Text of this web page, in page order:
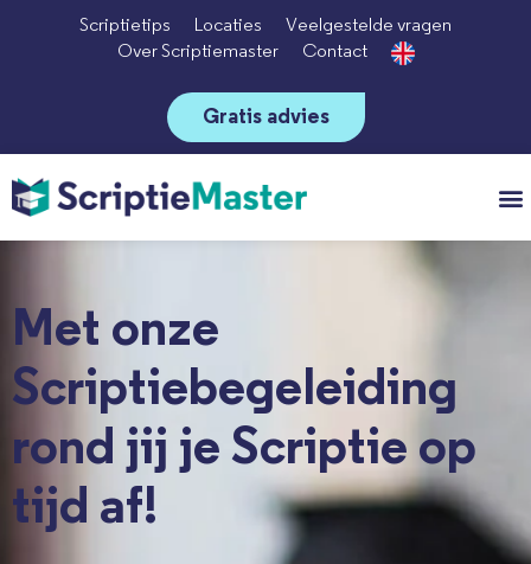
Scriptietips Locaties
Veelgestelde vragen
Over Scriptiemaster
Contact
Gratis advies
Met onze
Scriptiebegeleiding
rond jij je Scriptie op
tijd af!